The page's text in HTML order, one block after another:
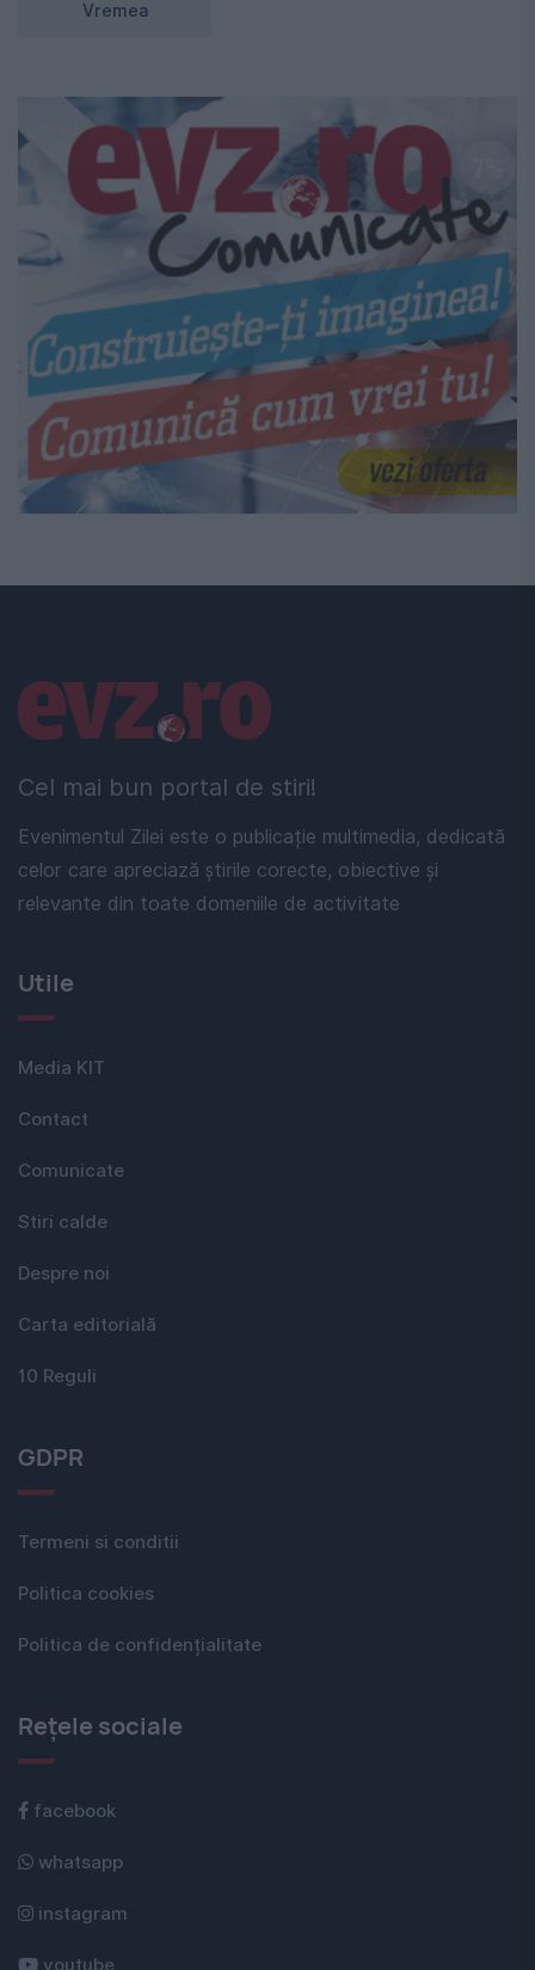
Vremea
Cel mai bun portal de stiri!
Evenimentul Zilei este o publicație multimedia, dedicată
celor care apreciază știrile corecte, obiective și
relevante din toate domeniile de activitate
Linkuri utile
Utile
Media KIT
Contact
Comunicate
Stiri calde
Despre noi
Carta editorială
10 Reguli
GDPR
Termeni si conditii
Politica cookies
Politica de confidențialitate
Rețele sociale
facebook
whatsapp
instagram
youtube